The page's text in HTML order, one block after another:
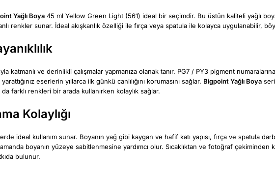
Yağlı Boya 45 ml Yellow Green Light (561) ideal bir seçimdir. Bu üstün kaliteli yağlı
renkler sunar. İdeal akışkanlık özelliği ile fırça veya spatula ile kolayca uygulanabilir,
katmanlı ve derinlikli çalışmalar yapmanıza olanak tanır. PG7 / PY3 pigment
eserlerin yıllarca ilk günkü canlılığını korumasını sağlar. Bigpoint Yağlı Boya
farklı renkleri bir arada kullanırken kolaylık sağlar.
Kolaylığı
ideal kullanım sunar. Boyanın yağ gibi kaygan ve hafif katı yapısı, fırça ve spatula
boyanın yüzeye sabitlenmesine yardımcı olur. Sıcaklıktan ve fotoğraf çekiminden
bulunur.